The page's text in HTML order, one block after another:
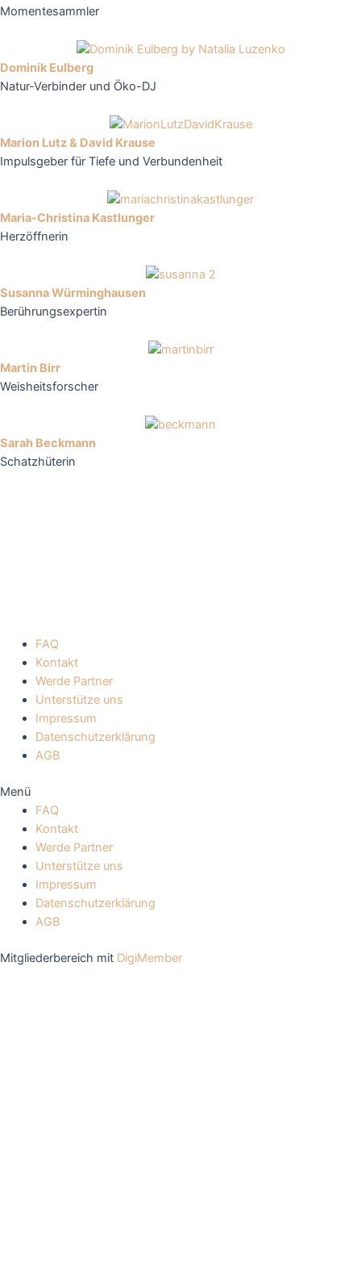
Momentesammler
Dominik Eulberg
Natur-Verbinder und Öko-DJ
Marion Lutz & David Krause
Impulsgeber für Tiefe und Verbundenheit
Maria-Christina Kastlunger
Herzöffnerin
Susanna Würminghausen
Berührungsexpertin
Martin Birr
Weisheitsforscher
Sarah Beckmann
Schatzhüterin
FAQ
Kontakt
Werde Partner
Unterstütze uns
Impressum
Datenschutzerklärung
AGB
Menü
FAQ
Kontakt
Werde Partner
Unterstütze uns
Impressum
Datenschutzerklärung
AGB
Mitgliederbereich mit DigiMember